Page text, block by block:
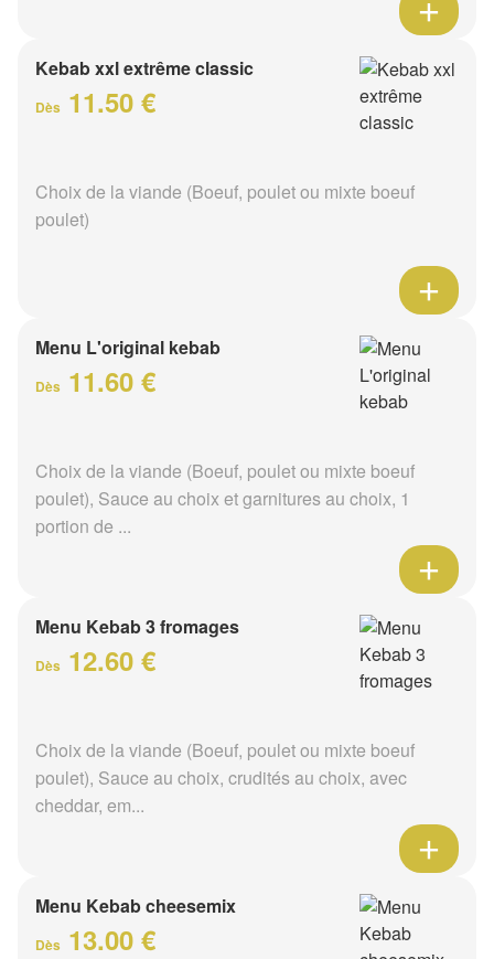
Kebab xxl extrême classic
Dès 11.50 €
Choix de la viande (Boeuf, poulet ou mixte boeuf
poulet)
Menu L'original kebab
Dès 11.60 €
Choix de la viande (Boeuf, poulet ou mixte boeuf
poulet), Sauce au choix et garnitures au choix, 1
portion de ...
Menu Kebab 3 fromages
Dès 12.60 €
Choix de la viande (Boeuf, poulet ou mixte boeuf
poulet), Sauce au choix, crudités au choix, avec
cheddar, em...
Menu Kebab cheesemix
Dès 13.00 €